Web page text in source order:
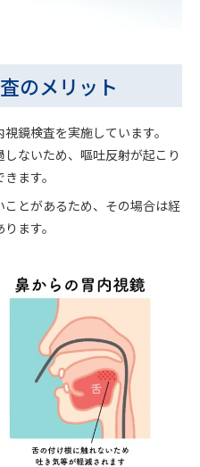
のメリット
鏡検査を実施しています。
ないため、嘔吐反射が起こり
ます。
とがあるため、その場合は経
ます。